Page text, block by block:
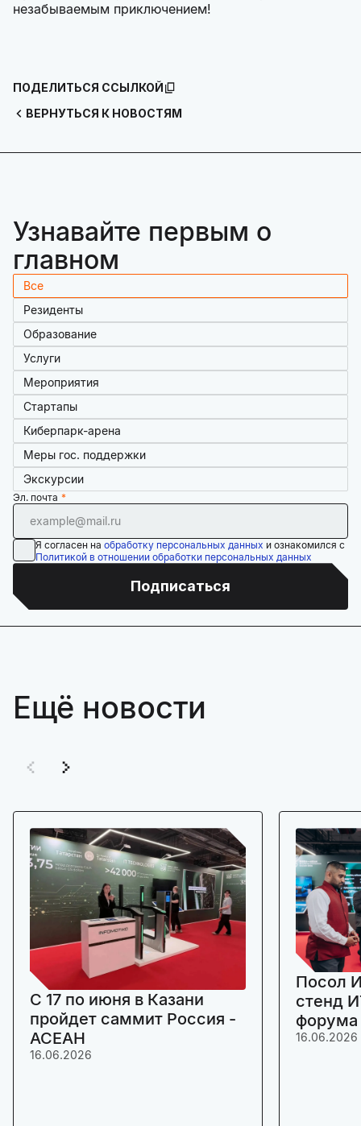
незабываемым приключением!
ВЕРНУТЬСЯ К НОВОСТЯМ
ПОДЕЛИТЬСЯ ССЫЛКОЙ
Узнавайте первым о
главном
Все
Резиденты
Образование
Услуги
Мероприятия
Стартапы
Киберпарк-арена
Меры гос. поддержки
Экскурсии
Эл. почта
Я согласен на обработку персональных данных и ознакомился с
Политикой в отношении обработки персональных данных
Подписаться
Ещё новости
C 17 по июня в Казани
пройдет саммит Россия -
АСЕАН
16.06.2026
Посол
стенд
16.06.2026